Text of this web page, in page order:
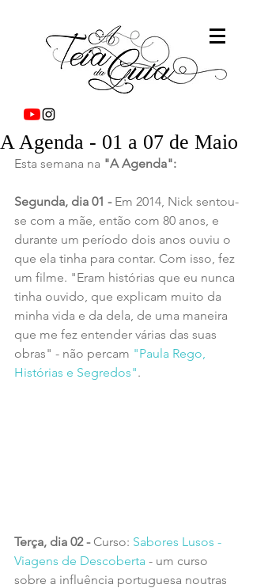
A Agenda - 01 a 07 de Maio
Esta semana na "A Agenda":
Segunda, dia 01 - Em 2014, Nick sentou-
se com a mãe, então com 80 anos, e
durante um período dois anos ouviu o
que ela tinha para contar. Com isso, fez
um filme. "Eram histórias que eu nunca
tinha ouvido, que explicam muito da
minha vida e da dela, de uma maneira
que me fez entender várias das suas
obras" - não percam "Paula Rego,
Histórias e Segredos".
Terça, dia 02 - Curso: Sabores Lusos -
Viagens de Descoberta - um curso
sobre a influência portuguesa noutras